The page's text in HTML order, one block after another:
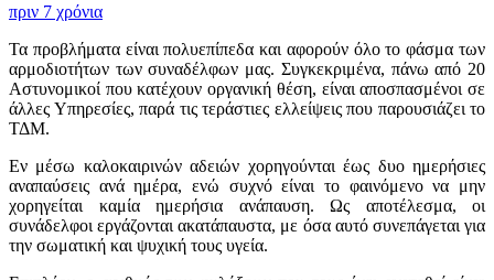
πριν 7 χρόνια
Τα προβλήματα είναι πολυεπίπεδα και αφορούν όλο το φάσμα των
αρμοδιοτήτων των συναδέλφων μας. Συγκεκριμένα, πάνω από 20
Αστυνομικοί που κατέχουν οργανική θέση, είναι αποσπασμένοι σε
άλλες Υπηρεσίες, παρά τις τεράστιες ελλείψεις που παρουσιάζει το
ΤΔΜ.
Εν μέσω καλοκαιρινών αδειών χορηγούνται έως δυο ημερήσιες
αναπαύσεις ανά ημέρα, ενώ συχνό είναι το φαινόμενο να μην
χορηγείται καμία ημερήσια ανάπαυση. Ως αποτέλεσμα, οι
συνάδελφοι εργάζονται ακατάπαυστα, με όσα αυτό συνεπάγεται για
την σωματική και ψυχική τους υγεία.